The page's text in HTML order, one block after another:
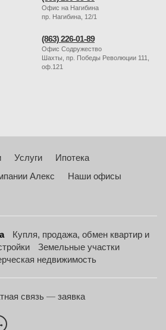
Офис на Нагибина
пр. Нагибина, 12/1
(863) 226-01-89
Офис Содружество
Шахты, пр. Победы Революции 111,
оф.121
Услуги
Ипотека
Алекс
Наши офисы
Купля, продажа, обмен квартир и
Земельные участки
недвижимость
связь — заявка